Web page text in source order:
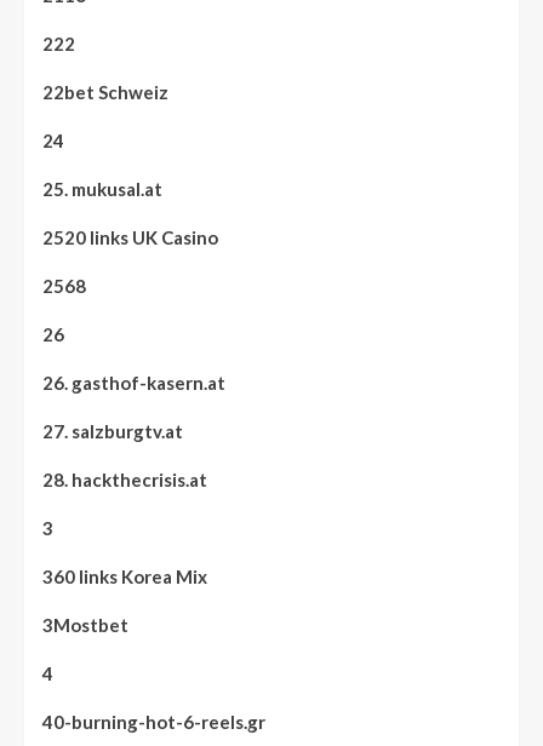
222
22bet Schweiz
24
25. mukusal.at
2520 links UK Casino
2568
26
26. gasthof-kasern.at
27. salzburgtv.at
28. hackthecrisis.at
3
360 links Korea Mix
3Mostbet
4
40-burning-hot-6-reels.gr